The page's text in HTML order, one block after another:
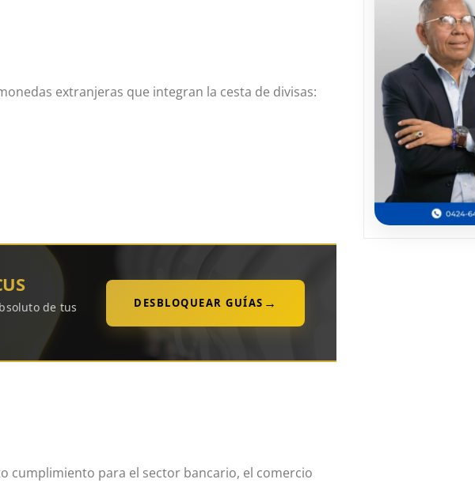
extranjeras que integran la cesta de divisas:
de tus
DESBLOQUEAR GUÍAS →
cumplimiento para el sector bancario, el comercio